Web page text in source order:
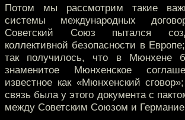
Потом мы рассмотрим такие
системы международных
Советский Союз пытался
коллективной безопасности в
так получилось, что в Мюнхене
знаменитое Мюнхенское
известное как «Мюнхенский
связь была у этого документа с
между Советским Союзом и